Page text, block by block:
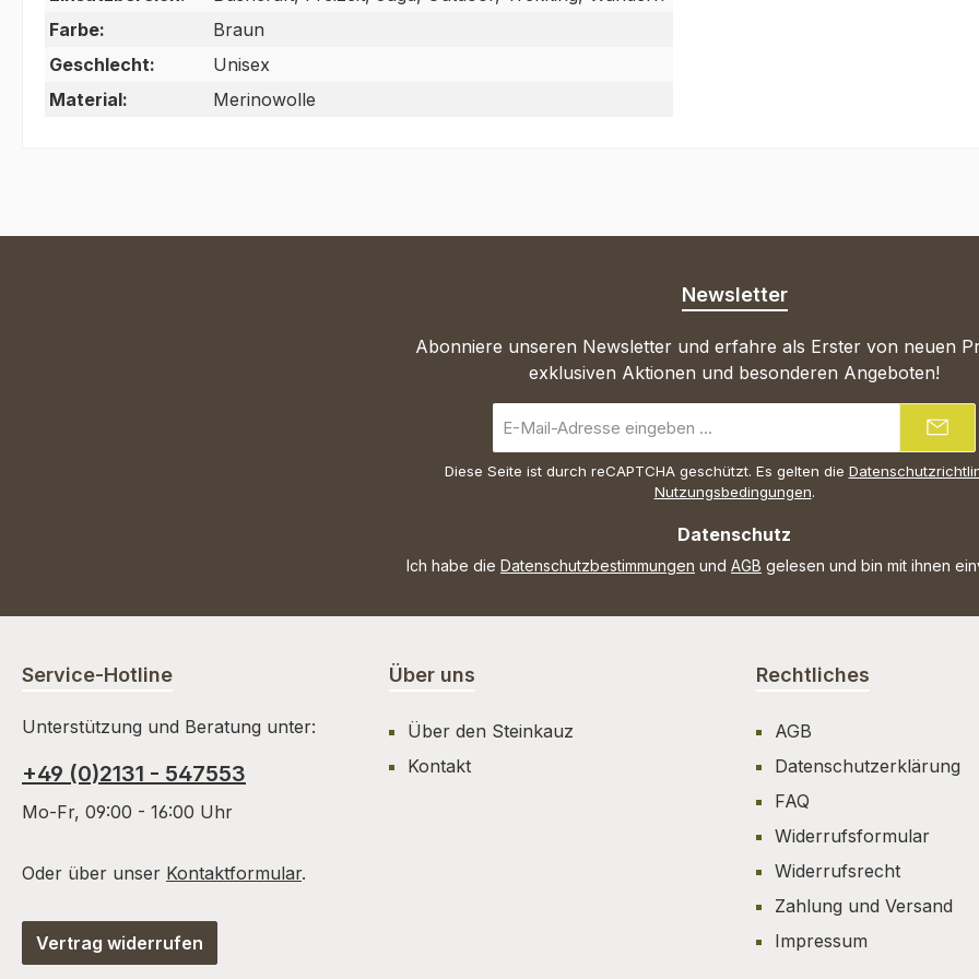
Farbe:
Braun
Geschlecht:
Unisex
Material:
Merinowolle
Newsletter
Abonniere unseren Newsletter und erfahre als Erster von neuen
exklusiven Aktionen und besonderen Angeboten!
Mail-
Diese Seite ist durch reCAPTCHA geschützt. Es gelten die
Nutzungsbedingungen.
Datenschutz
Ich habe die Datenschutzbestimmungen und AGB gelesen und bin mit ihnen
Service-Hotline
Unterstützung und Beratung unter:
+49 (0)2131 - 547553
Mo-Fr, 09:00 - 16:00 Uhr
Oder über unser Kontaktformular.
Vertrag widerrufen
Über uns
Über den Steinkauz
Kontakt
Rechtliches
AGB
Datenschutzerklärung
FAQ
Widerrufsformular
Widerrufsrecht
Zahlung und Versand
Impressum